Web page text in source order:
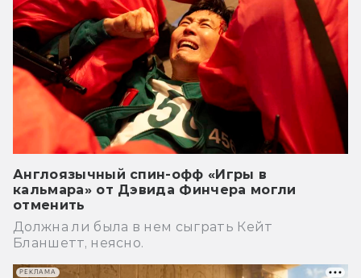
Англоязычный спин-офф «Игры в
кальмара» от Дэвида Финчера могли
отменить
Должна ли была в нем сыграть Кейт
Бланшетт, неясно.
РЕКЛАМА